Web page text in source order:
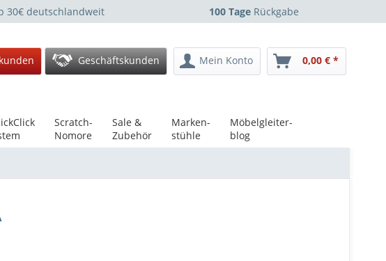
30€ deutschlandweit 100 Tage Rückgabe
Geschäftskunden Mein Konto 0,00 € *
Scratch-
Nomore
Sale &
Zubehör
Marken-
stühle
Möbelgleiter-
blog